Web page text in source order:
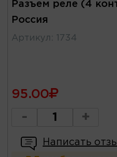
Разъем реле (4
Россия
Артикул : 1734
95.00
- +
Написать